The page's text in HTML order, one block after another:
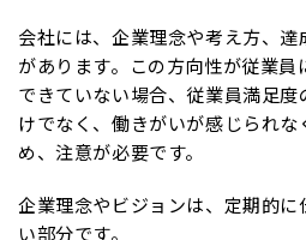
会社には、企業理念や考え方、
があります。この方向性が従業員
できていない場合、従業員満足
けでなく、働きがいが感じられな
め、注意が必要です。
企業理念やビジョンは、定期的
い部分です。